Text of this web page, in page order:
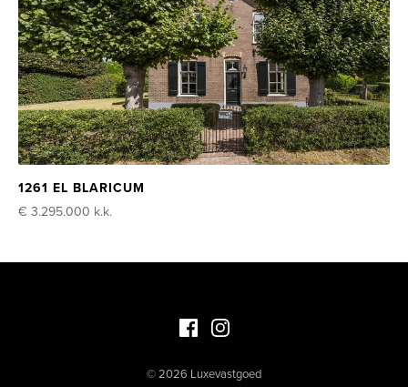
1261 EL BLARICUM
€ 3.295.000 k.k.
Facebook Luxevastgoed
Instagram Luxevastgoed
© 2026 Luxevastgoed